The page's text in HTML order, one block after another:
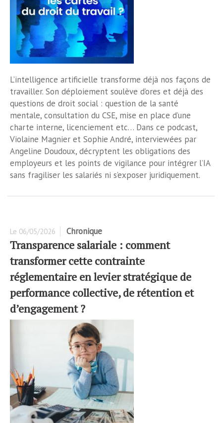
L’intelligence artificielle transforme déjà nos façons de
travailler. Son déploiement soulève d’ores et déjà des
questions de droit social : question de la santé
mentale, consultation du CSE, mise en place d’une
charte interne, licenciement etc… Dans ce podcast,
Violaine Magnier et Sophie André, interviewées par
Angeline Doudoux, décryptent les obligations des
employeurs et les points de vigilance pour intégrer l’IA
sans fragiliser les salariés ni s’exposer juridiquement.
Le 06/05/2026 Chronique
Transparence salariale : comment
transformer cette contrainte
réglementaire en levier stratégique de
performance collective, de rétention et
d’engagement ?